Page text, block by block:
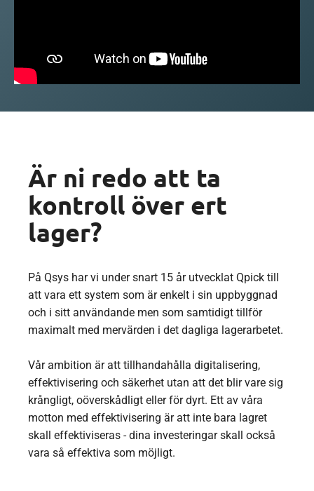
Är ni redo att ta
kontroll över ert
lager?
På Qsys har vi under snart 15 år utvecklat Qpick till
att vara ett system som är enkelt i sin uppbyggnad
och i sitt användande men som samtidigt tillför
maximalt med mervärden i det dagliga lagerarbetet.
Vår ambition är att tillhandahålla digitalisering,
effektivisering och säkerhet utan att det blir vare sig
krångligt, oöverskådligt eller för dyrt. Ett av våra
motton med effektivisering är att inte bara lagret
skall effektiviseras - dina investeringar skall också
vara så effektiva som möjligt.